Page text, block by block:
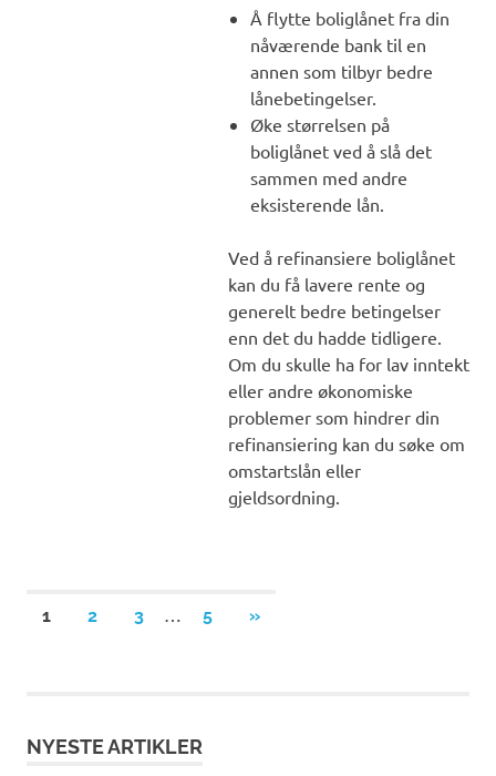
Å flytte boliglånet fra din
nåværende bank til en
annen som tilbyr bedre
lånebetingelser.
Øke størrelsen på
boliglånet ved å slå det
sammen med andre
eksisterende lån.
Ved å refinansiere boliglånet
kan du få lavere rente og
generelt bedre betingelser
enn det du hadde tidligere.
Om du skulle ha for lav inntekt
eller andre økonomiske
problemer som hindrer din
refinansiering kan du søke om
omstartslån eller
gjeldsordning.
Posts
1 2 3 5
NEXT
»
NYESTE ARTIKLER